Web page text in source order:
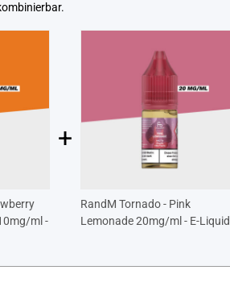
ml -
+
RandM Tornado - Pink
Lemonade 20mg/ml - E-Liquid